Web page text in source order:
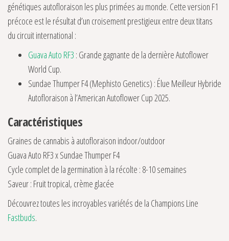
génétiques autofloraison les plus primées au monde. Cette version F1
précoce est le résultat d’un croisement prestigieux entre deux titans
du circuit international :
Guava Auto RF3 : Grande gagnante de la dernière Autoflower
World Cup.
Sundae Thumper F4 (Mephisto Genetics) : Élue Meilleur Hybride
Autofloraison à l’American Autoflower Cup 2025.
Caractéristiques
Graines de cannabis à autofloraison indoor/outdoor
Guava Auto RF3 x Sundae Thumper F4
Cycle complet de la germination à la récolte : 8-10 semaines
Saveur : Fruit tropical, crème glacée
Découvrez toutes les incroyables variétés de la Champions Line
Fastbuds.